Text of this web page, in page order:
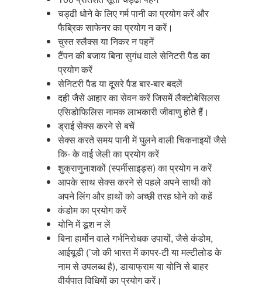
चड्ढी धोने के लिए गर्म पानी का प्रयोग करें और
फैब्रिक साफेनर का प्रयोग न करें।
चुस्त स्लैक्स या निकर न पहनें
टैंपन की बजाय बिना सुगंध वाले सेनिटरी पैड का
प्रयोग करें
सेनिटरी पैड या दूसरे पैड बार-बार बदलें
दही जैसे आहार का सेवन करें जिसमें लैक्टोबेसिलस
एसिडोफिलिस नामक लाभकारी जीवाणु होते हैं।
ड्राई सेक्स करने से बचें
सेक्स करते समय पानी में घुलने वाली चिकनाइयों जैसे
कि- के वाई जेली का प्रयोग करें
शुक्राणुनाशकों (स्पर्मीसाइड्स) का प्रयोग न करें
आपके साथ सेक्स करने से पहले अपने साथी को
अपने लिंग और हाथों को अच्छी तरह धोने को कहें
कंडोम का प्रयोग करें
योनि में डूश न लें
बिना हार्मोन वाले गर्भनिरोधक उपायों, जैसे कंडोम,
आईयूडी (’जो की भारत में कापर-टी या मल्टीलोड के
नाम से उपलब्ध है), डायाफ्राम या योनि से बाहर
वीर्यपात विधियों का प्रयोग करें।